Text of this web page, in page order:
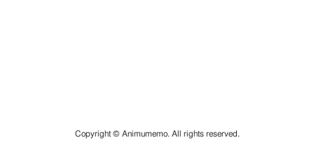
Copyright © Animumemo. All rights reserved.